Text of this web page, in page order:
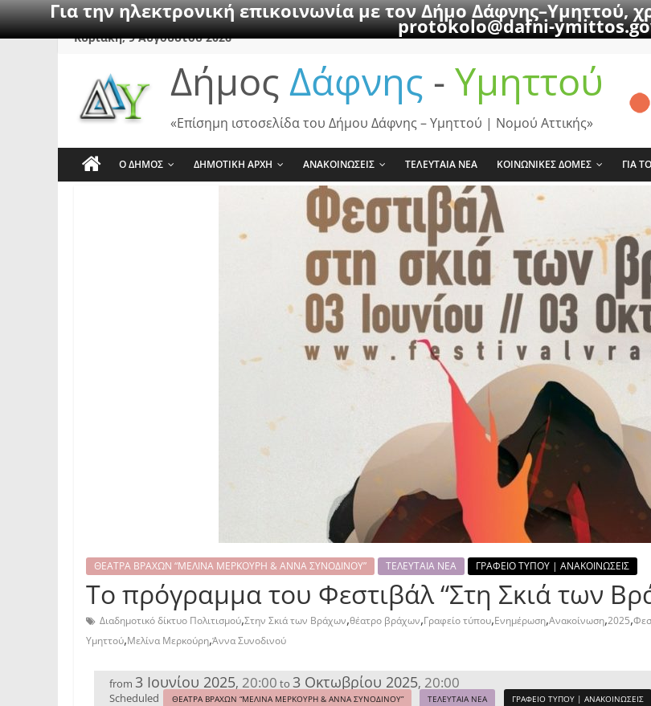
Για την ηλεκτρονική επικοινωνία με τον Δήμο Δάφνης–Υμηττού,
protokolo@dafni-
SkipΚυριακή, 9 Αυγούστου 2026
Δήμος Δάφνης - Υμηττού
«Επίσημη ιστοσελίδα του Δήμου Δάφνης – Υμηττού | Νομού Αττικής»
Ο ΔΗΜΟΣ ΔΗΜΟΤΙΚΗ ΑΡΧΗ ΑΝΑΚΟΙΝΩΣΕΙΣ ΤΕΛΕΥΤΑΙΑ ΝΕΑ ΚΟΙΝΩΝΙΚΕΣ ΔΟΜΕΣ ΓΙΑ
ΘΕΑΤΡΑ ΒΡΑΧΩΝ “ΜΕΛΙΝΑ ΜΕΡΚΟΥΡΗ & ΑΝΝΑ ΣΥΝΟΔΙΝΟΥ” ΤΕΛΕΥΤΑΙΑ ΝΕΑ ΓΡΑΦΕΙΟ ΤΥΠΟΥ | ΑΝΑΚΟΙΝΩΣΕΙΣ
Το πρόγραμμα του Φεστιβάλ “Στη Σκιά των
Διαδημοτικό δίκτυο Πολιτισμού,Στην Σκιά των Βράχων,θέατρο βράχων,Γραφείο τύπου,Ενημέρωση,Ανακοίνωση,2025,
Υμηττού,Μελίνα Μερκούρη,Άννα Συνοδινού
from 3 Ιουνίου 2025, 20:00 to 3 Οκτωβρίου 2025, 20:00
Scheduled ΘΕΑΤΡΑ ΒΡΑΧΩΝ “ΜΕΛΙΝΑ ΜΕΡΚΟΥΡΗ & ΑΝΝΑ ΣΥΝΟΔΙΝΟΥ” ΤΕΛΕΥΤΑΙΑ ΝΕΑ ΓΡΑΦΕΙΟ ΤΥΠΟΥ | ΑΝΑΚΟΙΝΩΣΕΙΣ